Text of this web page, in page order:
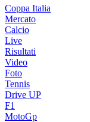
Coppa Italia
Mercato
Calcio
Live
Risultati
Video
Foto
Tennis
Drive UP
F1
MotoGp